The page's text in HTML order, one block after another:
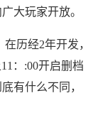
大玩家开放。
历经2年开发，
：:00开启删档
有什么不同，